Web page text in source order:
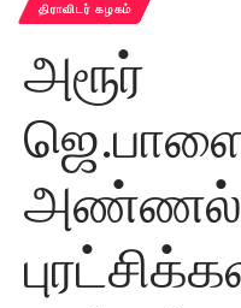
திராவிடர் கழகம்
அரூர்
அண்ணல்